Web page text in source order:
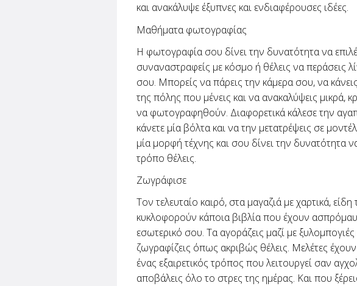
και ανακάλυψε έξυπνες και ενδιαφέρουσες ιδέες.
Μαθήματα φωτογραφίας
Η φωτογραφία σου δίνει την δυνατότητα να
συναναστραφείς με κόσμο ή θέλεις να περάσεις
σου. Μπορείς να πάρεις την κάμερα σου, να
της πόλης που μένεις και να ανακαλύψεις μικρά,
να φωτογραφηθούν. Διαφορετικά κάλεσε την
κάνετε μία βόλτα και να την μετατρέψεις σε
μία μορφή τέχνης και σου δίνει την δυνατότητα
τρόπο θέλεις.
Ζωγράφισε
Τον τελευταίο καιρό, στα μαγαζιά με χαρτικά,
κυκλοφορούν κάποια βιβλία που έχουν
εσωτερικό σου. Τα αγοράζεις μαζί με
ζωγραφίζεις όπως ακριβώς θέλεις. Μελέτες
ένας εξαιρετικός τρόπος που λειτουργεί σαν
αποβάλεις όλο το στρες της ημέρας. Και που